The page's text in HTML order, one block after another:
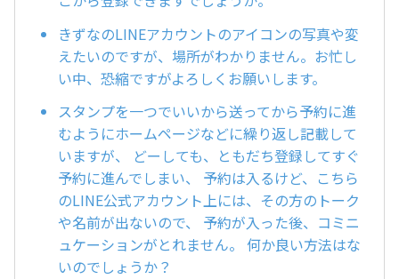
きずなのLINEアカウントのアイコンの写真や変
えたいのですが、場所がわかりません。お忙し
い中、恐縮ですがよろしくお願いします。
スタンプを一つでいいから送ってから予約に進
むようにホームページなどに繰り返し記載して
いますが、 どーしても、ともだち登録してすぐ
予約に進んでしまい、 予約は入るけど、こちら
のLINE公式アカウント上には、その方のトーク
や名前が出ないので、 予約が入った後、コミニ
ュケーションがとれません。 何か良い方法はな
いのでしょうか？